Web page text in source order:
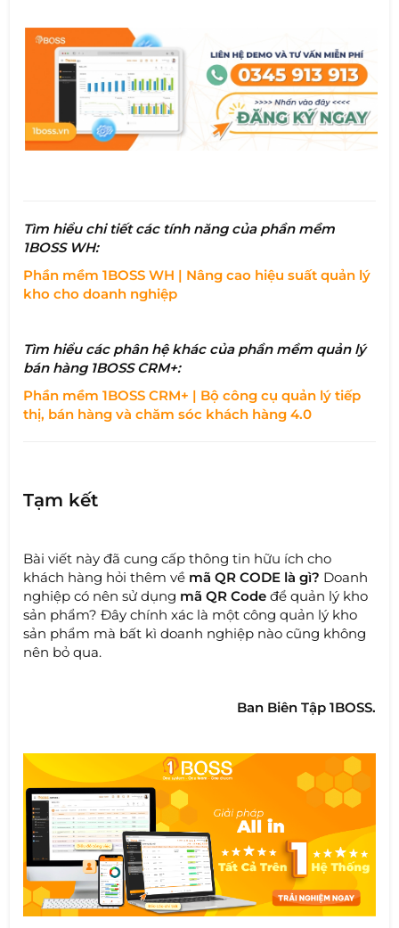
Tìm hiểu chi tiết các tính năng của phần mềm
1BOSS WH:
Phần mềm 1BOSS WH | Nâng cao hiệu suất quản lý
kho cho doanh nghiệp
Tìm hiểu các phân hệ khác của phần mềm quản lý
bán hàng 1BOSS CRM+:
Phần mềm 1BOSS CRM+ | Bộ công cụ quản lý tiếp
thị, bán hàng và chăm sóc khách hàng 4.0
Tạm kết
Bài viết này đã cung cấp thông tin hữu ích cho
khách hàng hỏi thêm về mã QR CODE là gì? Doanh
nghiệp có nên sử dụng mã QR Code để quản lý kho
sản phẩm? Đây chính xác là một công quản lý kho
sản phẩm mà bất kì doanh nghiệp nào cũng không
nên bỏ qua.
Ban Biên Tập 1BOSS.